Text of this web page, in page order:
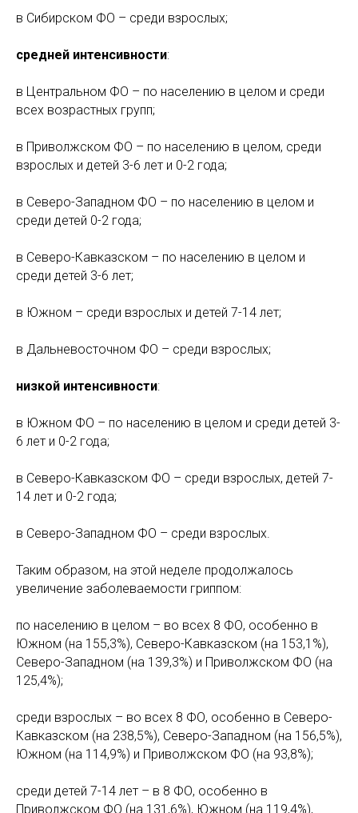
в Сибирском ФО – среди взрослых;
средней интенсивности:
в Центральном ФО – по населению в целом и среди
всех возрастных групп;
в Приволжском ФО – по населению в целом, среди
взрослых и детей 3-6 лет и 0-2 года;
в Северо-Западном ФО – по населению в целом и
среди детей 0-2 года;
в Северо-Кавказском – по населению в целом и
среди детей 3-6 лет;
в Южном – среди взрослых и детей 7-14 лет;
в Дальневосточном ФО – среди взрослых;
низкой интенсивности:
в Южном ФО – по населению в целом и среди детей 3-
6 лет и 0-2 года;
в Северо-Кавказском ФО – среди взрослых, детей 7-
14 лет и 0-2 года;
в Северо-Западном ФО – среди взрослых.
Таким образом, на этой неделе продолжалось
увеличение заболеваемости гриппом:
по населению в целом – во всех 8 ФО, особенно в
Южном (на 155,3%), Северо-Кавказском (на 153,1%),
Северо-Западном (на 139,3%) и Приволжском ФО (на
125,4%);
среди взрослых – во всех 8 ФО, особенно в Северо-
Кавказском (на 238,5%), Северо-Западном (на 156,5%),
Южном (на 114,9%) и Приволжском ФО (на 93,8%);
среди детей 7-14 лет – в 8 ФО, особенно в
Приволжском ФО (на 131,6%), Южном (на 119,4%),